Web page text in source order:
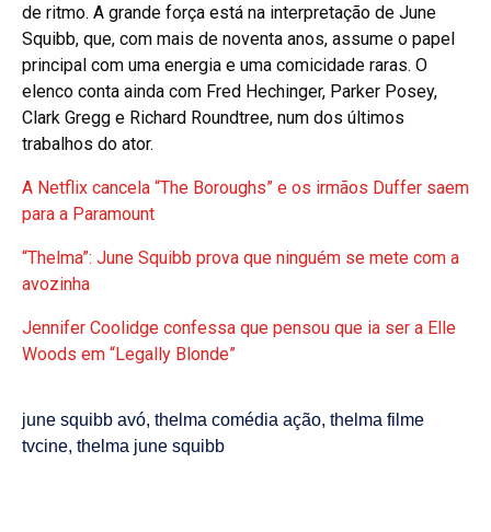
de ritmo. A grande força está na interpretação de June
Squibb, que, com mais de noventa anos, assume o papel
principal com uma energia e uma comicidade raras. O
elenco conta ainda com Fred Hechinger, Parker Posey,
Clark Gregg e Richard Roundtree, num dos últimos
trabalhos do ator.
A Netflix cancela “The Boroughs” e os irmãos Duffer saem
para a Paramount
“Thelma”: June Squibb prova que ninguém se mete com a
avozinha
Jennifer Coolidge confessa que pensou que ia ser a Elle
Woods em “Legally Blonde”
june squibb avó, thelma comédia ação, thelma filme
tvcine, thelma june squibb